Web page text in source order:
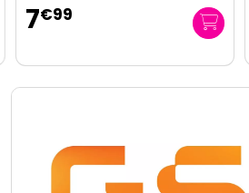
7€99